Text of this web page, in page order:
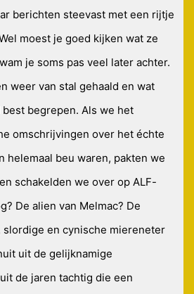
berichten steevast met een rijtje
moest je goed kijken wat ze
je soms pas veel later achter.
weer van stal gehaald en wat
begrepen. Als we het
omschrijvingen over het échte
helemaal beu waren, pakten we
schakelden we over op ALF-
De alien van Melmac? De
slordige en cynische miereneter
uit de gelijknamige
de jaren tachtig die een